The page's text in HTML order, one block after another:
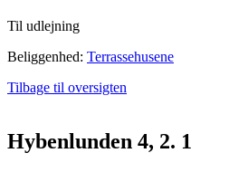
Til udlejning
Beliggenhed: Terrassehusene
Tilbage til oversigten
Hybenlunden 4, 2. 1